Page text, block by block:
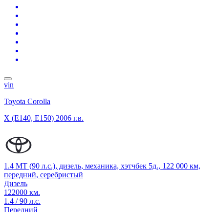
vin
Toyota Corolla
X (E140, E150) 2006 г.в.
1.4 MT (90 л.с.), дизель, механика, хэтчбек 5д., 122 000 км,
передний, серебристый
Дизель
122000 км.
1.4 / 90 л.с.
Передний